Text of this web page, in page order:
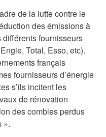
de la lutte contre le
des émissions à
fournisseurs
Total, Esso, etc).
français
fournisseurs d’énergie
s’ils incitent les
de rénovation
des combles perdus
».